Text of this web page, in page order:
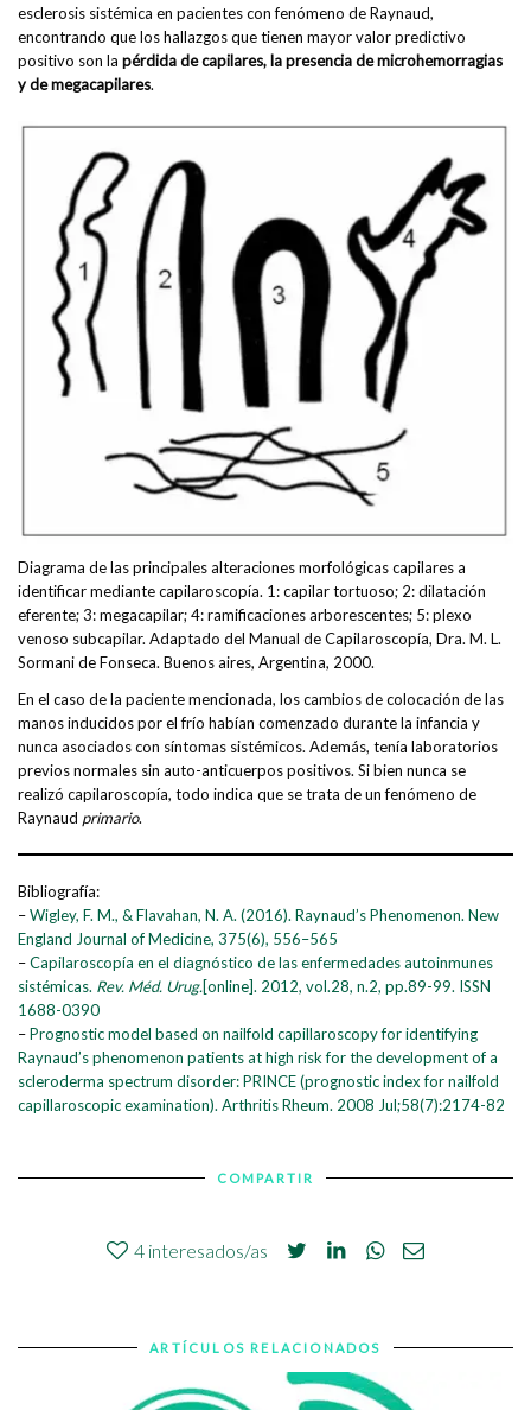
esclerosis sistémica en pacientes con fenómeno de Raynaud,
encontrando que los hallazgos que tienen mayor valor predictivo
positivo son la pérdida de capilares, la presencia de microhemorragias
y de megacapilares.
Diagrama de las principales alteraciones morfológicas capilares a
identificar mediante capilaroscopía. 1: capilar tortuoso; 2: dilatación
eferente; 3: megacapilar; 4: ramificaciones arborescentes; 5: plexo
venoso subcapilar. Adaptado del Manual de Capilaroscopía, Dra. M. L.
Sormani de Fonseca. Buenos aires, Argentina, 2000.
En el caso de la paciente mencionada, los cambios de colocación de las
manos inducidos por el frío habían comenzado durante la infancia y
nunca asociados con síntomas sistémicos. Además, tenía laboratorios
previos normales sin auto-anticuerpos positivos. Si bien nunca se
realizó capilaroscopía, todo indica que se trata de un fenómeno de
Raynaud primario.
Bibliografía:
–Wigley, F. M., & Flavahan, N. A. (2016). Raynaud’s Phenomenon. New
England Journal of Medicine, 375(6), 556–565
–Capilaroscopía en el diagnóstico de las enfermedades autoinmunes
sistémicas. Rev. Méd. Urug.[online]. 2012, vol.28, n.2, pp.89-99. ISSN
1688-0390
–Prognostic model based on nailfold capillaroscopy for identifying
Raynaud’s phenomenon patients at high risk for the development of a
scleroderma spectrum disorder: PRINCE (prognostic index for nailfold
capillaroscopic examination). Arthritis Rheum. 2008 Jul;58(7):2174-82
COMPARTIR
4 interesados/as
ARTÍCULOS RELACIONADOS